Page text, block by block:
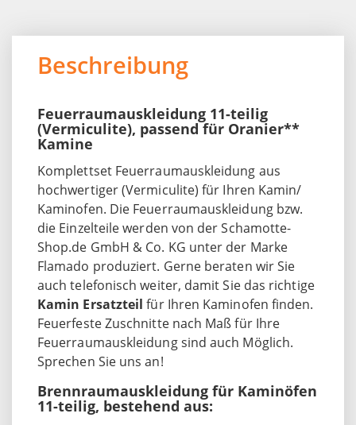
Beschreibung
Feuerraumauskleidung 11-teilig
(Vermiculite), passend für Oranier**
Kamine
Komplettset Feuerraumauskleidung aus
hochwertiger (Vermiculite) für Ihren Kamin/
Kaminofen. Die Feuerraumauskleidung bzw.
die Einzelteile werden von der Schamotte-
Shop.de GmbH & Co. KG unter der Marke
Flamado produziert. Gerne beraten wir Sie
auch telefonisch weiter, damit Sie das richtige
Kamin Ersatzteil für Ihren Kaminofen finden.
Feuerfeste Zuschnitte nach Maß für Ihre
Feuerraumauskleidung sind auch Möglich.
Sprechen Sie uns an!
Brennraumauskleidung für Kaminöfen
11-teilig, bestehend aus: